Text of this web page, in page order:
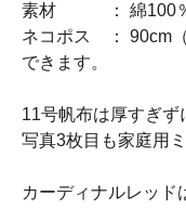
素材 ： 綿100
ネコポス ： 90cm
できます。
11号帆布は厚すぎず
写真3枚目も家庭用
カーディナルレッド